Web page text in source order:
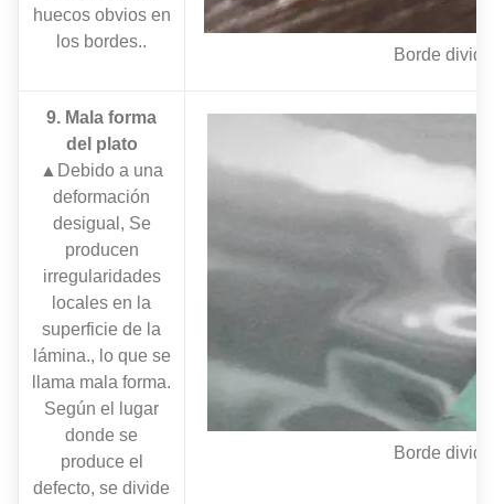
huecos obvios en
los bordes..
Borde
9. Mala forma
del plato
▲Debido a una
deformación
desigual, Se
producen
irregularidades
locales en la
superficie de la
lámina., lo que se
llama mala forma.
Según el lugar
donde se
produce el
defecto, se divide
Borde